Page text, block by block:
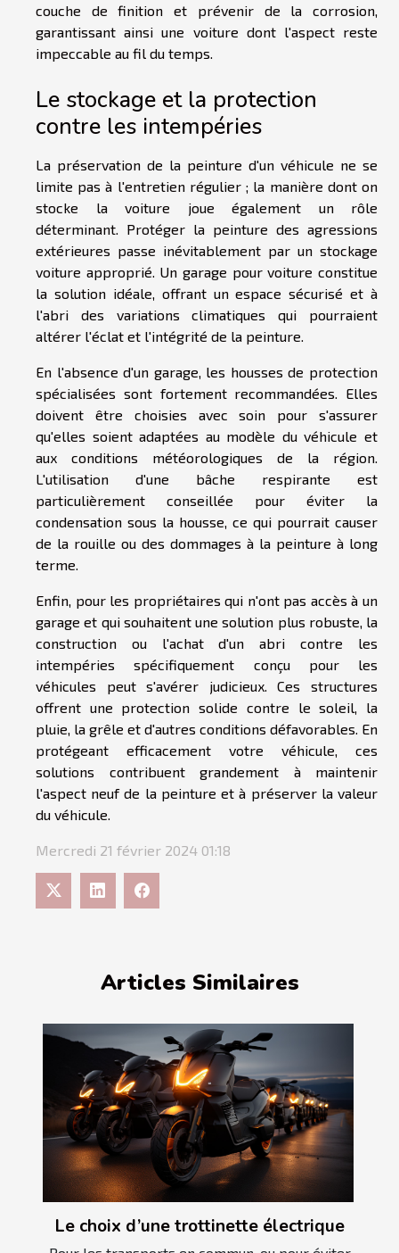
Articles Similaires
Le choix d’une trottinette électrique
couche de finition et prévenir de la corrosion,
garantissant ainsi une voiture dont l'aspect reste
impeccable au fil du temps.
Le stockage et la protection
contre les intempéries
La préservation de la peinture d'un véhicule ne se
limite pas à l'entretien régulier ; la manière dont on
stocke la voiture joue également un rôle
déterminant. Protéger la peinture des agressions
extérieures passe inévitablement par un stockage
voiture approprié. Un garage pour voiture constitue
la solution idéale, offrant un espace sécurisé et à
l'abri des variations climatiques qui pourraient
altérer l'éclat et l'intégrité de la peinture.
En l'absence d'un garage, les housses de protection
spécialisées sont fortement recommandées. Elles
doivent être choisies avec soin pour s'assurer
qu'elles soient adaptées au modèle du véhicule et
aux conditions météorologiques de la région.
L'utilisation d'une bâche respirante est
particulièrement conseillée pour éviter la
condensation sous la housse, ce qui pourrait causer
de la rouille ou des dommages à la peinture à long
terme.
Enfin, pour les propriétaires qui n'ont pas accès à un
garage et qui souhaitent une solution plus robuste, la
construction ou l'achat d'un abri contre les
intempéries spécifiquement conçu pour les
véhicules peut s'avérer judicieux. Ces structures
offrent une protection solide contre le soleil, la
pluie, la grêle et d'autres conditions défavorables. En
protégeant efficacement votre véhicule, ces
solutions contribuent grandement à maintenir
l'aspect neuf de la peinture et à préserver la valeur
du véhicule.
Mercredi 21 février 2024 01:18